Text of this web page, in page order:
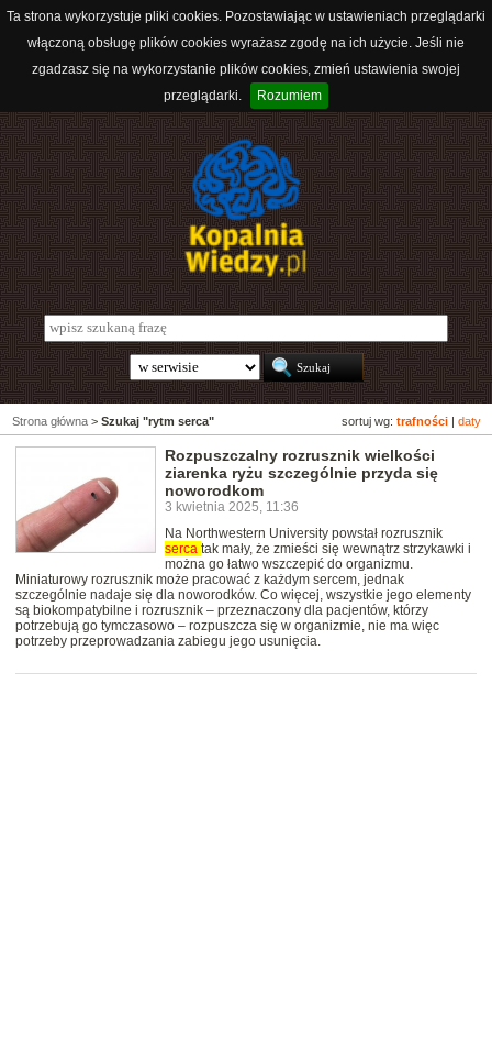
Ta strona wykorzystuje pliki cookies. Pozostawiając w ustawieniach przeglądarki
włączoną obsługę plików cookies wyrażasz zgodę na ich użycie. Jeśli nie
zgadzasz się na wykorzystanie plików cookies, zmień ustawienia swojej
przeglądarki.
Rozumiem
sortuj wg: trafności daty
Strona główna > Szukaj "rytm serca"
Rozpuszczalny rozrusznik wielkości
ziarenka ryżu szczególnie przyda się
noworodkom
3 kwietnia 2025, 11:36
Na Northwestern University powstał rozrusznik
serca tak mały, że zmieści się wewnątrz strzykawki i
można go łatwo wszczepić do organizmu.
Miniaturowy rozrusznik może pracować z każdym sercem, jednak
szczególnie nadaje się dla noworodków. Co więcej, wszystkie jego elementy
są biokompatybilne i rozrusznik – przeznaczony dla pacjentów, którzy
potrzebują go tymczasowo – rozpuszcza się w organizmie, nie ma więc
potrzeby przeprowadzania zabiegu jego usunięcia.